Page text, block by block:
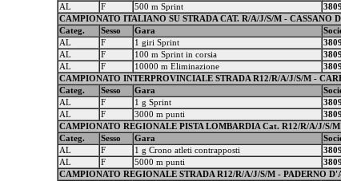
AL
F 500 m Sprint 3809
CAMPIONATO ITALIANO SU STRADA CAT. R/A/J/S/M - CASSANO
Categ.
Sesso Gara
AL
F 1 giri Sprint 3809
AL
F 100 m Sprint in corsia 3809
AL
F 10000 m Eliminazione 3809
CAMPIONATO INTERPROVINCIALE STRADA R12/R/A/J/S/M -
Categ.
Sesso Gara
AL
F 1 g Sprint 3809
AL
F 3000 m punti 3809
CAMPIONATO REGIONALE PISTA LOMBARDIA Cat. R12/R/A/J/S/
Categ.
Sesso Gara
AL
F 1 g Crono atleti contrapposti 3809
AL
F 5000 m punti 3809
CAMPIONATO REGIONALE STRADA R12/R/A/J/S/M - PADERNO